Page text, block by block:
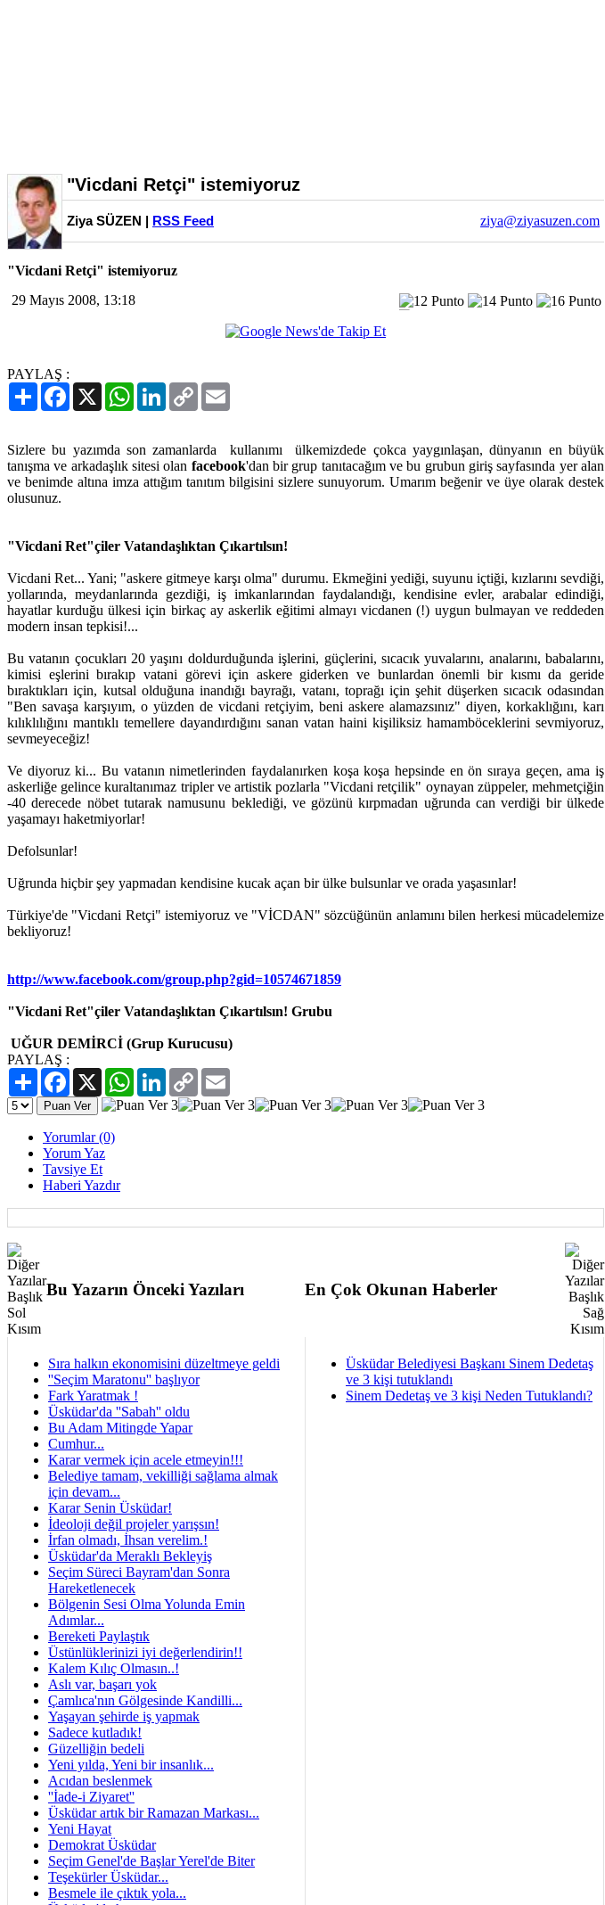
"Vicdani Retçi" istemiyoruz
Ziya SÜZEN | RSS Feed ziya@ziyasuzen.com
"Vicdani Retçi" istemiyoruz
29 Mayıs 2008, 13:18
PAYLAŞ :
PaylaşFacebook
X WhatsAppLinkedIn
Copy
Link
Sizlere bu yazımda son zamanlarda kullanımı ülkemizdede çokca yaygınlaşan, dünyanın en büyük
tanışma ve arkadaşlık sitesi olan facebook'dan bir grup tanıtacağım ve bu grubun giriş sayfasında yer alan
ve benimde altına imza attığım tanıtım bilgisini sizlere sunuyorum. Umarım beğenir ve üye olarak destek
olusunuz.
"Vicdani Ret"çiler Vatandaşlıktan Çıkartılsın!
Vicdani Ret... Yani; "askere gitmeye karşı olma" durumu. Ekmeğini yediği, suyunu içtiği, kızlarını sevdiği,
yollarında, meydanlarında gezdiği, iş imkanlarından faydalandığı, kendisine evler, arabalar edindiği,
hayatlar kurduğu ülkesi için birkaç ay askerlik eğitimi almayı vicdanen (!) uygun bulmayan ve reddeden
modern insan tepkisi!...
Bu vatanın çocukları 20 yaşını doldurduğunda işlerini, güçlerini, sıcacık yuvalarını, analarını, babalarını,
kimisi eşlerini bırakıp vatani görevi için askere giderken ve bunlardan önemli bir kısmı da geride
bıraktıkları için, kutsal olduğuna inandığı bayrağı, vatanı, toprağı için şehit düşerken sıcacık odasından
"Ben savaşa karşıyım, o yüzden de vicdani retçiyim, beni askere alamazsınız" diyen, korkaklığını, karı
kılıklılığını mantıklı temellere dayandırdığını sanan vatan haini kişiliksiz hamamböceklerini sevmiyoruz,
sevmeyeceğiz!
Ve diyoruz ki... Bu vatanın nimetlerinden faydalanırken koşa koşa hepsinde en ön sıraya geçen, ama iş
askerliğe gelince kuraltanımaz tripler ve artistik pozlarla "Vicdani retçilik" oynayan züppeler, mehmetçiğin
-40 derecede nöbet tutarak namusunu beklediği, ve gözünü kırpmadan uğrunda can verdiği bir ülkede
yaşamayı haketmiyorlar!
Defolsunlar!
Uğrunda hiçbir şey yapmadan kendisine kucak açan bir ülke bulsunlar ve orada yaşasınlar!
Türkiye'de "Vicdani Retçi" istemiyoruz ve "VİCDAN" sözcüğünün anlamını bilen herkesi mücadelemize
bekliyoruz!
http://www.facebook.com/group.php?gid=10574671859
"Vicdani Ret"çiler Vatandaşlıktan Çıkartılsın! Grubu
UĞUR DEMİRCİ (Grup Kurucusu)
PAYLAŞ :
PaylaşFacebook
X WhatsAppLinkedIn
Copy
Link
Yorumlar (0)
Yorum Yaz
Tavsiye Et
Haberi Yazdır
Bu Yazarın Önceki Yazıları En Çok Okunan Haberler
Sıra halkın ekonomisini düzeltmeye geldi
''Seçim Maratonu'' başlıyor
Fark Yaratmak !
Üsküdar'da ''Sabah'' oldu
Bu Adam Mitingde Yapar
Cumhur...
Karar vermek için acele etmeyin!!!
Belediye tamam, vekilliği sağlama almak
için devam...
Karar Senin Üsküdar!
İdeoloji değil projeler yarışsın!
İrfan olmadı, İhsan verelim.!
Üsküdar'da Meraklı Bekleyiş
Seçim Süreci Bayram'dan Sonra
Hareketlenecek
Bölgenin Sesi Olma Yolunda Emin
Adımlar...
Bereketi Paylaştık
Üstünlüklerinizi iyi değerlendirin!!
Kalem Kılıç Olmasın..!
Aslı var, başarı yok
Çamlıca'nın Gölgesinde Kandilli...
Yaşayan şehirde iş yapmak
Sadece kutladık!
Güzelliğin bedeli
Yeni yılda, Yeni bir insanlık...
Acıdan beslenmek
''İade-i Ziyaret''
Üsküdar artık bir Ramazan Markası...
Yeni Hayat
Demokrat Üsküdar
Seçim Genel'de Başlar Yerel'de Biter
Teşekürler Üsküdar...
Besmele ile çıktık yola...
Üsküdar Belediyesi Başkanı Sinem Dedetaş
ve 3 kişi tutuklandı
Sinem Dedetaş ve 3 kişi Neden Tutuklandı?